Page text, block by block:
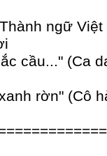
ngữ Việt
cầu..." (Ca
rờn" (Cô